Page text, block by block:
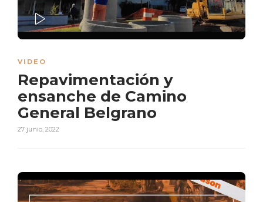
VIDEO
Repavimentación y
ensanche de Camino
General Belgrano
27 junio, 2022